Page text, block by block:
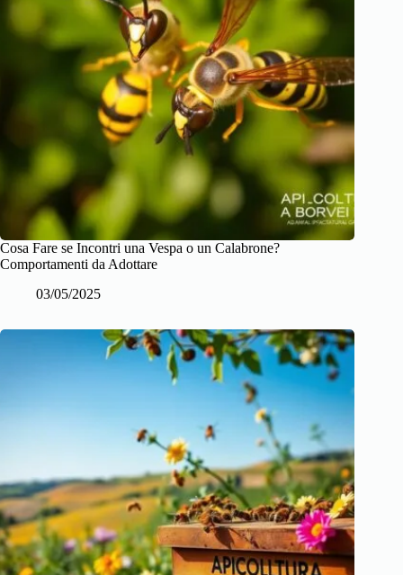
Cosa Fare se Incontri una Vespa o un Calabrone?
Comportamenti da Adottare
03/05/2025